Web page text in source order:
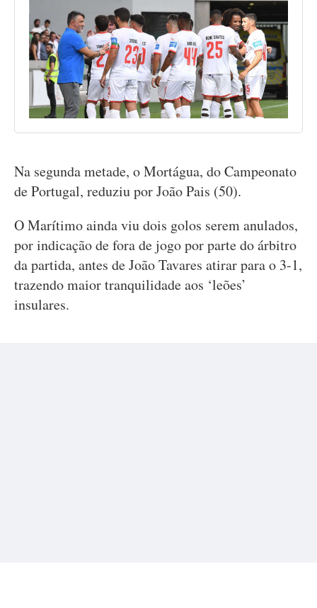
Na segunda metade, o Mortágua, do Campeonato
de Portugal, reduziu por João Pais (50).
O Marítimo ainda viu dois golos serem anulados,
por indicação de fora de jogo por parte do árbitro
da partida, antes de João Tavares atirar para o 3-1,
trazendo maior tranquilidade aos ‘leões’
insulares.